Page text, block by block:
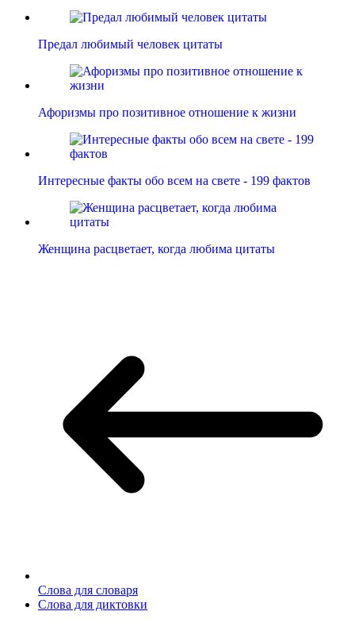
Предал любимый человек цитаты
Афоризмы про позитивное отношение к жизни
Интересные факты обо всем на свете - 199 фактов
Женщина расцветает, когда любима цитаты
Слова для словаря
Слова для диктовки